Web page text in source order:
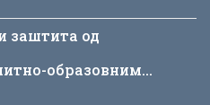
заштита од
образовним